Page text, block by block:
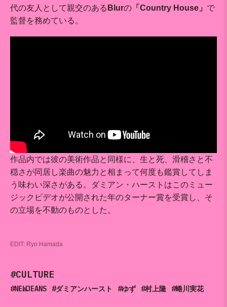
代の友人として親交のある Blurの 「Country House」 で
監督を務めている。
作品内では彼の美術作品と同様に、生と死、滑稽さと不
穏さが同居し楽曲の魅力と相まって何度も鑑賞してしま
う味わい深さがある。ダミアン・ハーストはこのミュー
ジックビデオが公開された年のターナー賞を受賞し、そ
の立場を不動のものとした。
EDIT: Ryo Hamada
#CULTURE
#NEWJEANS #ダミアンハースト #ゆず #村上隆 #蜷川実花